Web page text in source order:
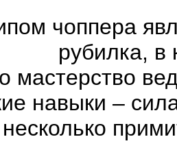
чоппера
рубилка, в
мастерство
навыки –
несколько